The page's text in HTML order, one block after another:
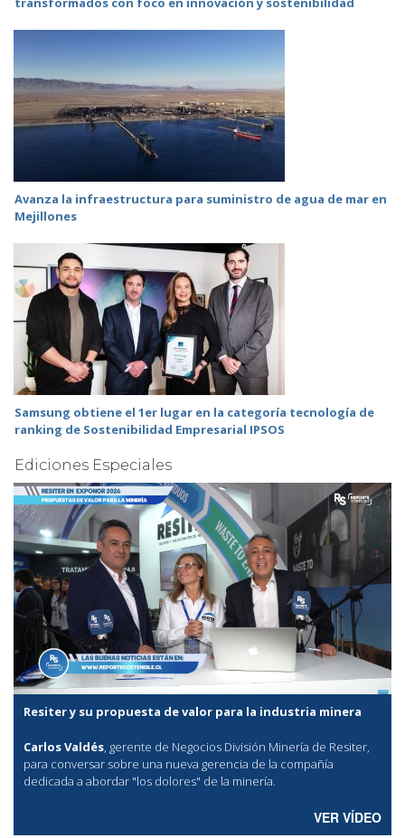
Avanza la infraestructura para suministro de agua de mar en
Mejillones
Samsung obtiene el 1er lugar en la categoría tecnología de
ranking de Sostenibilidad Empresarial IPSOS
Ediciones Especiales
Resiter y su propuesta de valor para la industria minera
Carlos Valdés, gerente de Negocios División Minería de Resiter,
para conversar sobre una nueva gerencia de la compañía
dedicada a abordar "los dolores" de la minería.
VER VÍDEO